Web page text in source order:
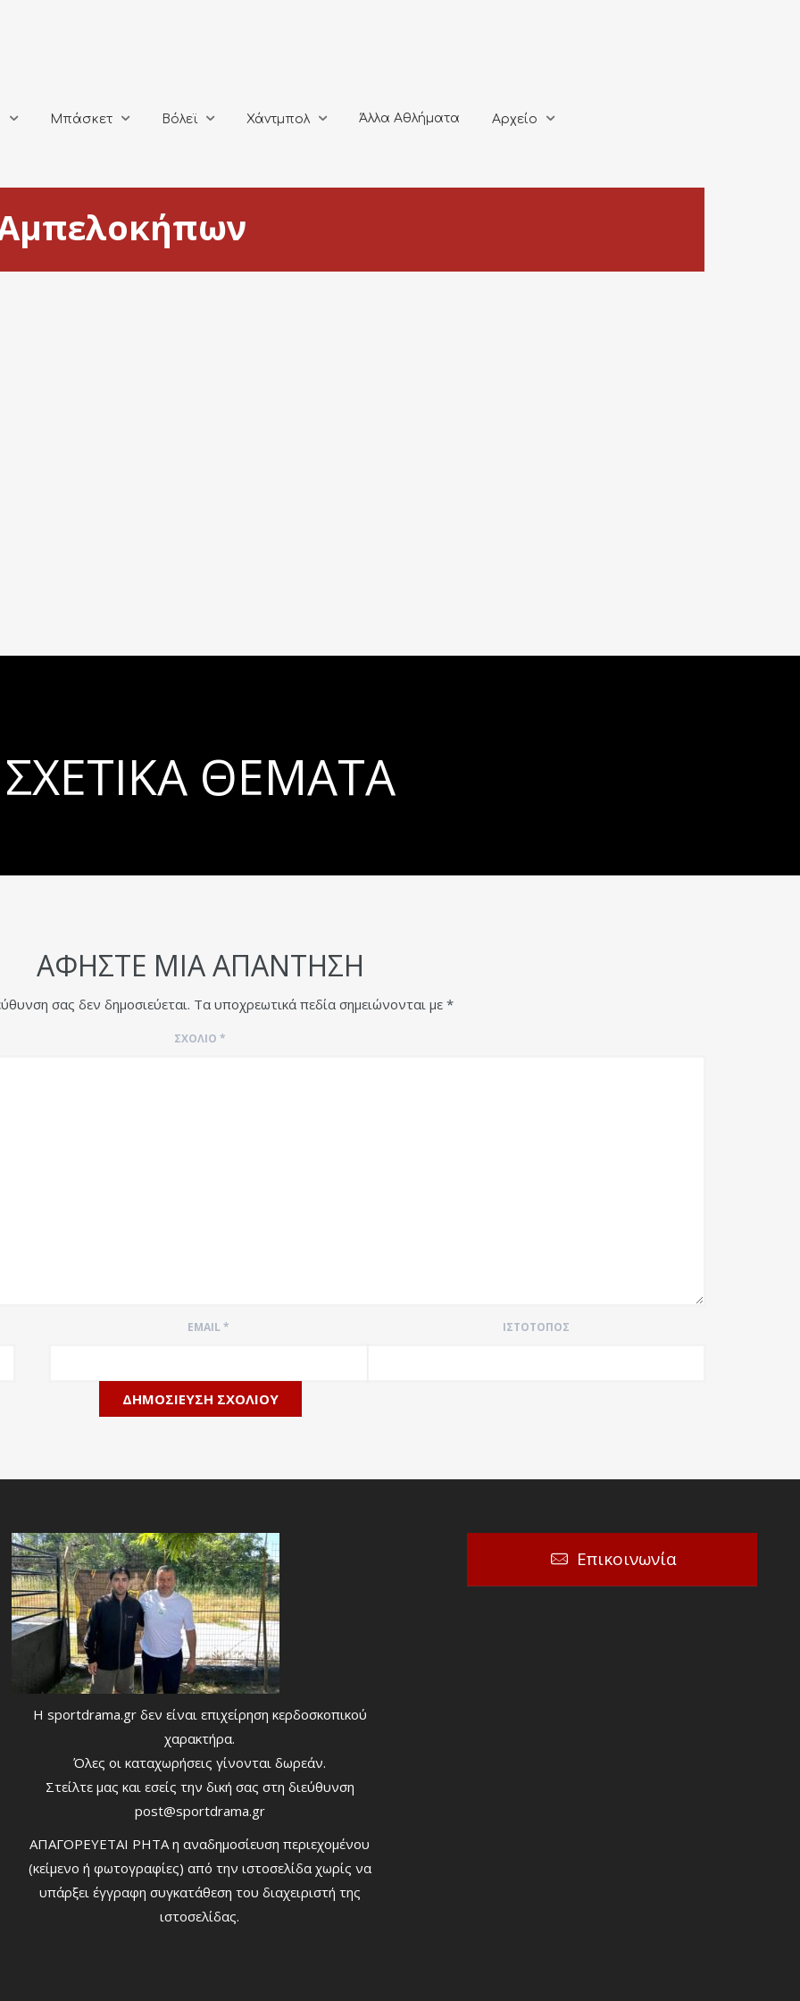
Μπάσκετ Βόλεϊ Χάντμπολ Άλλα Αθλήματα Αρχείο
ΣΧΕΤΙΚΆ ΘΈΜΑΤΑ
ΑΦΉΣΤΕ ΜΙΑ ΑΠΆΝΤΗΣΗ
σας δεν δημοσιεύεται. Τα υποχρεωτικά πεδία σημειώνονται με *
ΣΧΌΛΙΟ *
EMAIL* ΙΣΤΌΤΟΠΟΣ
Η sportdrama.gr δεν είναι επιχείρηση κερδοσκοπικού
χαρακτήρα.
Όλες οι καταχωρήσεις γίνονται δωρεάν.
Στείλτε μας και εσείς την δική σας στη διεύθυνση
post@sportdrama.gr
ΑΠΑΓΟΡΕΥΕΤΑΙ ΡΗΤΑ η αναδημοσίευση περιεχομένου
(κείμενο ή φωτογραφίες) από την ιστοσελίδα χωρίς να
υπάρξει έγγραφη συγκατάθεση του διαχειριστή της
ιστοσελίδας.
Επικοινωνία